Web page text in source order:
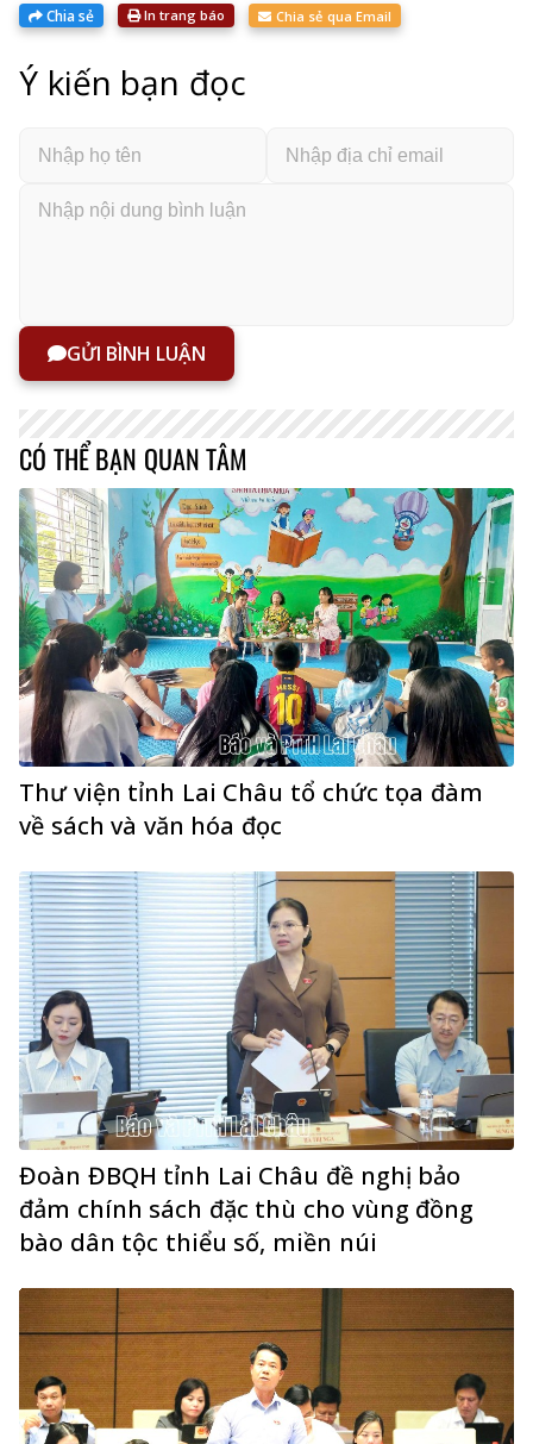
Chia sẻ In trang báo Chia sẻ qua Email
Ý kiến bạn đọc
GỬI BÌNH LUẬN
CÓ THỂ BẠN QUAN TÂM
Thư viện tỉnh Lai Châu tổ chức tọa đàm
về sách và văn hóa đọc
Đoàn ĐBQH tỉnh Lai Châu đề nghị bảo
đảm chính sách đặc thù cho vùng đồng
bào dân tộc thiểu số, miền núi